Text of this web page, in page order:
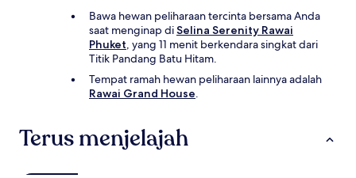
Bawa hewan peliharaan tercinta bersama Anda
saat menginap diSelina Serenity Rawai
Phuket, yang 11 menit berkendara singkat dari
Titik Pandang Batu Hitam.
Tempat ramah hewan peliharaan lainnya adalah
Rawai Grand House.
Terus menjelajah